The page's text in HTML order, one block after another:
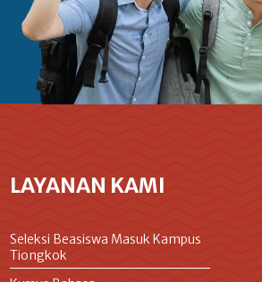
LAYANAN KAMI
Seleksi Beasiswa Masuk Kampus
Tiongkok